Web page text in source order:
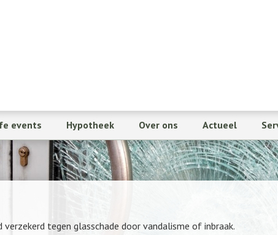
events Hypotheek Over ons Actueel
tegen glasschade door vandalisme of inbraak.